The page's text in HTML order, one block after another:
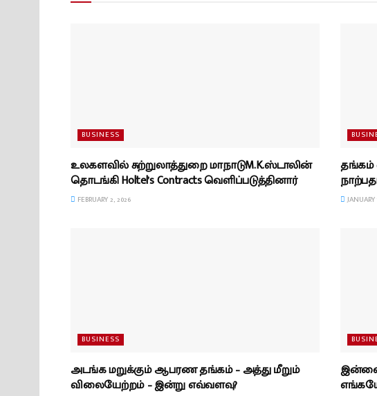
BUSINESS
உலகளவில் சுற்றுலாத்துறை மாநாடுM.K.ஸ்டாலின்
தொடங்கி Holtel’s Contracts வெளிப்படுத்தினார்
FEBRUARY 2, 2026
தங்கம்
BUSINESS
அடங்க மறுக்கும் ஆபரண தங்கம் – அத்து மீறும்
விலையேற்றம் – இன்று எவ்வளவு?